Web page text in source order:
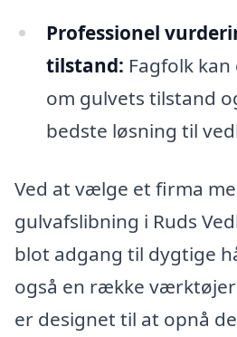
Professionel
tilstand: Fagfolk
om gulvets tilstand
bedste løsning til
Ved at vælge et firma
gulvafslibning i Ruds
blot adgang til dygtige
også en række
er designet til at opnå